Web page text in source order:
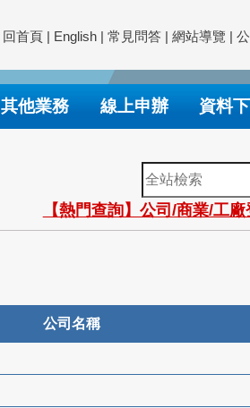
回首頁 | English | 常見問答 | 網站導覽 |
其他業務 線上申辦 資料
全
站
檢
索
【熱門查詢】公司/商業/工
公司名稱